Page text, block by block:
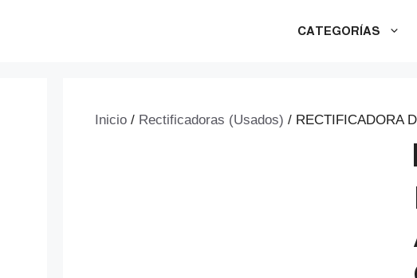
CATEGORÍAS
Inicio / Rectificadoras (Usados) / RECTIFICADORA